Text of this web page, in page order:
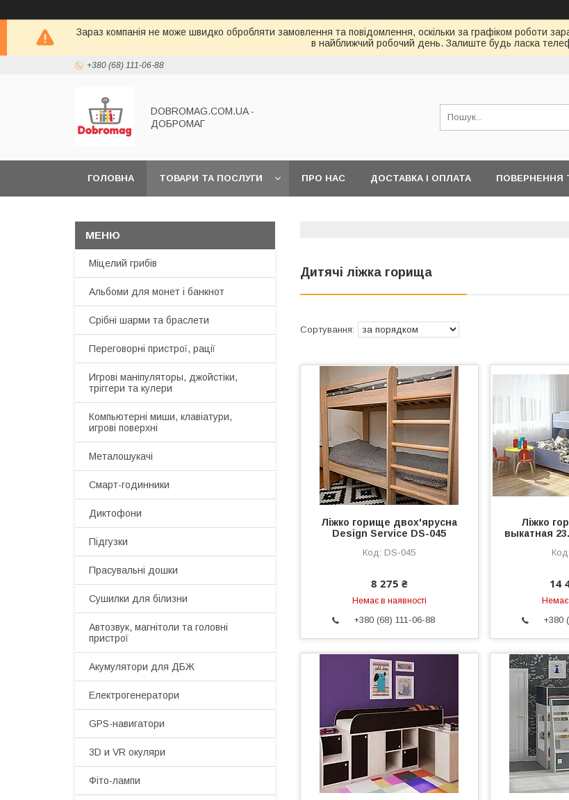
Зараз компанія не може швидко обробляти замовлення та повідомлення, оскільки за графіком роботи
в найближчий робочий день. Залиште будь ласка
+380 (68) 111-06-88
DOBROMAG.COM.UA -
ДОБРОМАГ
ГОЛОВНА ТОВАРИ ТА ПОСЛУГИ ПРО НАС ДОСТАВКА І ОПЛАТА ПОВЕРНЕННЯ
Дитячі ліжка горища
Ліжко горище двох'ярусна
Design Service DS-045
DS-045
8 275 ₴
Немає в наявності
+380 (68) 111-06-88
Ліжко
выкатная
14
Немає
+380
Міцелий грибів
Альбоми для монет і банкнот
Срібні шарми та браслети
Переговорні пристрої, рації
Игрові маніпуляторы, джойстіки,
тріггери та кулери
Компьютерні миши, клавіатури,
игрові поверхні
Металошукачі
Смарт-годинники
Диктофони
Підгузки
Прасувальні дошки
Сушилки для білизни
Автозвук, магнітоли та головні
пристрої
Акумулятори для ДБЖ
Електрогенератори
GPS-навигатори
3D и VR окуляри
Фіто-лампи